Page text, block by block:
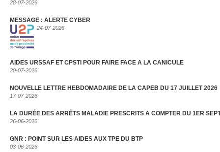
28-07-2026
MESSAGE : ALERTE CYBER
24-07-2026
AIDES URSSAF ET CPSTI POUR FAIRE FACE A LA CANICULE
20-07-2026
NOUVELLE LETTRE HEBDOMADAIRE DE LA CAPEB DU 17 JUILLET 2026
17-07-2026
LA DURÉE DES ARRÊTS MALADIE PRESCRITS A COMPTER DU 1ER
26-06-2026
GNR : POINT SUR LES AIDES AUX TPE DU BTP
03-06-2026